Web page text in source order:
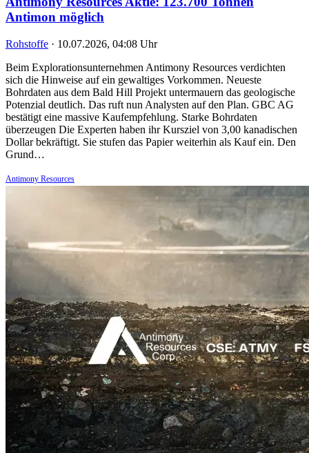
Antimon möglich
Rohstoffe · 10.07.2026, 04:08 Uhr
Beim Explorationsunternehmen Antimony Resources verdichten
sich die Hinweise auf ein gewaltiges Vorkommen. Neueste
Bohrdaten aus dem Bald Hill Projekt untermauern das geologische
Potenzial deutlich. Das ruft nun Analysten auf den Plan. GBC AG
bestätigt eine massive Kaufempfehlung. Starke Bohrdaten
überzeugen Die Experten haben ihr Kursziel von 3,00 kanadischen
Dollar bekräftigt. Sie stufen das Papier weiterhin als Kauf ein. Den
Grund…
Antimony Resources